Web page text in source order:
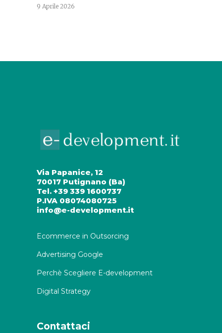
9 Aprile 2026
Via Papanice, 12
70017 Putignano (Ba)
Tel. +39 339 1600737
P.IVA 08074080725
info@e-development.it
Ecommerce in Outsorcing
Advertising Google
Perchè Scegliere E-development
Digital Strategy
Contattaci